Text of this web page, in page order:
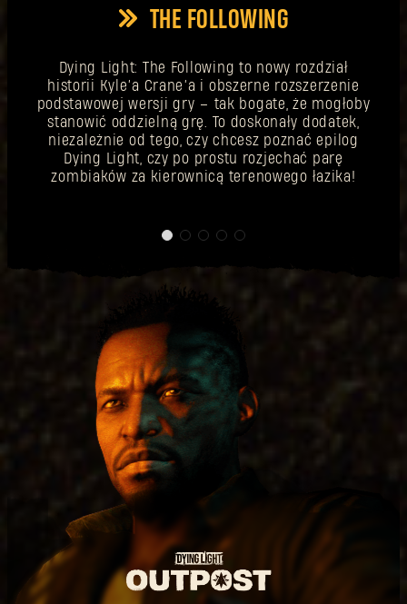
THE FOLLOWING
Dying Light: The Following to nowy rozdział
historii Kyle’a Crane’a i obszerne rozszerzenie
podstawowej wersji gry – tak bogate, że mogłoby
stanowić oddzielną grę. To doskonały dodatek,
niezależnie od tego, czy chcesz poznać epilog
Dying Light, czy po prostu rozjechać parę
zombiaków za kierownicą terenowego łazika!
SUBMIT